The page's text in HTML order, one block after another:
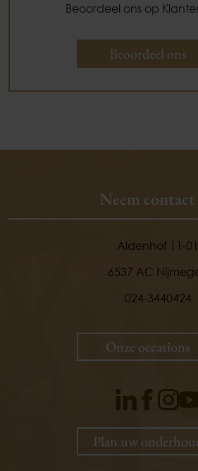
Beoordeel ons op
Beoordeel ons
Neem
Aldenhof 11-01
6537 AC
024-3440424
Onze occasions
Plan uw
9,1
klanten